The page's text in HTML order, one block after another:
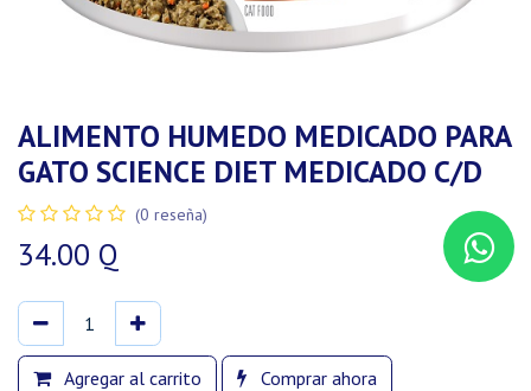
ALIMENTO HUMEDO MEDICADO PARA
GATO SCIENCE DIET MEDICADO C/D
(0 reseña)
34.00 Q
Agregar al carrito Comprar ahora